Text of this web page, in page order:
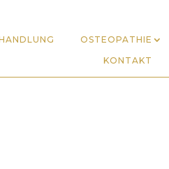
OSTEOPATHIE
KONTAKT